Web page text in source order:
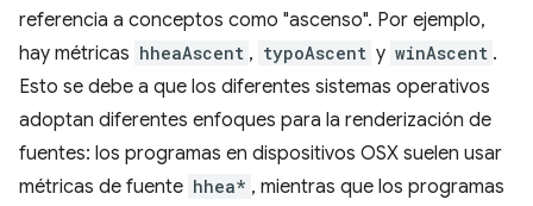
referencia a conceptos como "ascenso". Por ejemplo,
hay métricas hheaAscent , typoAscent y winAscent .
Esto se debe a que los diferentes sistemas operativos
adoptan diferentes enfoques para la renderización de
fuentes: los programas en dispositivos OSX suelen usar
métricas de fuente hhea* , mientras que los programas